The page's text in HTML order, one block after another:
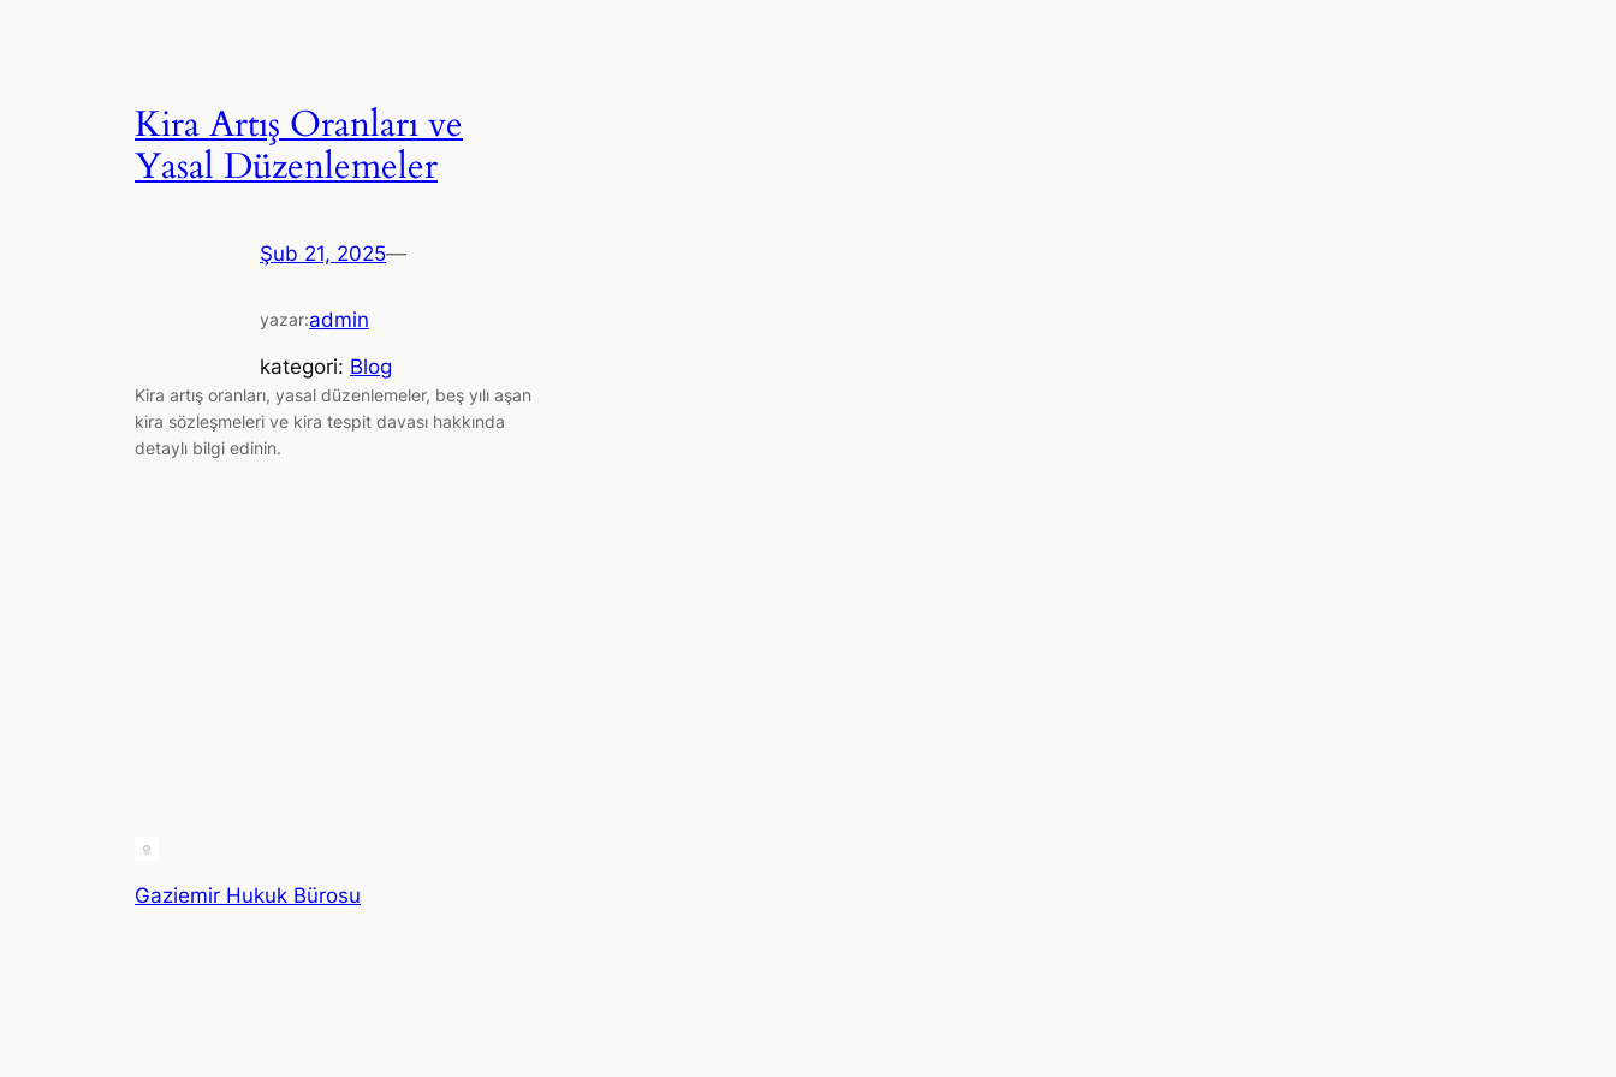
Kira Artış Oranları ve
Yasal Düzenlemeler
Şub 21, 2025—
yazar:admin
kategori: Blog
Kira artış oranları, yasal düzenlemeler, beş yılı aşan
kira sözleşmeleri ve kira tespit davası hakkında
detaylı bilgi edinin.
Gaziemir Hukuk Bürosu